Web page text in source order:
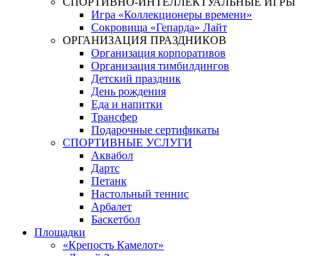
Игра «Коллекционеры времени»
Сокровища «Гепарда» Лайт
ОРГАНИЗАЦИЯ ПРАЗДНИКОВ
Организация корпоративов
Организация тимбилдингов
Детский праздник
День рождения
Еда и напитки
Трансфер
Подарочные сертификаты
СПОРТИВНЫЕ УСЛУГИ
Аквабол
Дартс
Петанк
Настольный теннис
Арбалет
Баскетбол
Площадки
«Крепость Камелот»